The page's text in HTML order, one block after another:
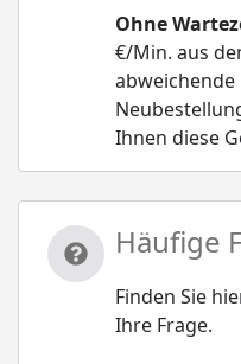
Ohne
€/Min. aus
Ihnen diese
Häufige
Finden Sie
Ihre Frage.